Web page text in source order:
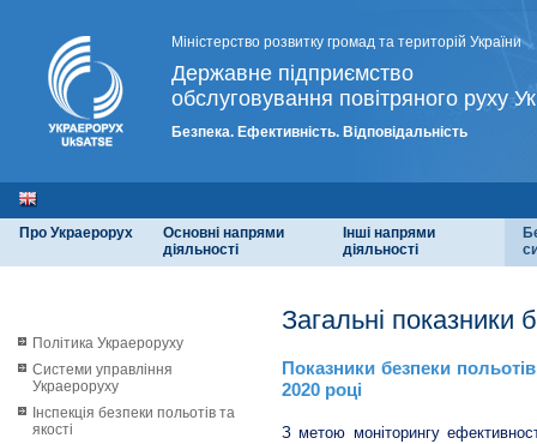
Міністерство розвитку громад та територій України
Державне підприємство
обслуговування повітряного руху
Безпека. Ефективність. Відповідальність
Про Украерорух
Основні напрями
діяльності
Інші напрями
діяльності
Політика Украероруху
Системи управління
Украероруху
Інспекція безпеки польотів та
якості
Загальні показники
Показники безпеки
2020 році
З метою моніторингу